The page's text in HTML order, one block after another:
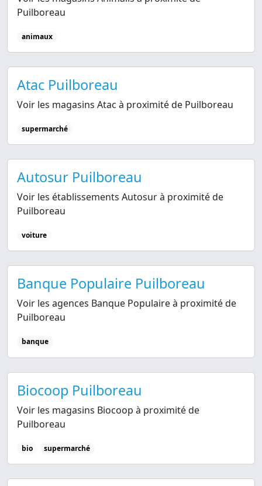
Puilboreau
animaux
Atac Puilboreau
Voir les magasins Atac à proximité de Puilboreau
supermarché
Autosur Puilboreau
Voir les établissements Autosur à proximité de
Puilboreau
voiture
Banque Populaire Puilboreau
Voir les agences Banque Populaire à proximité de
Puilboreau
banque
Biocoop Puilboreau
Voir les magasins Biocoop à proximité de
Puilboreau
bio supermarché